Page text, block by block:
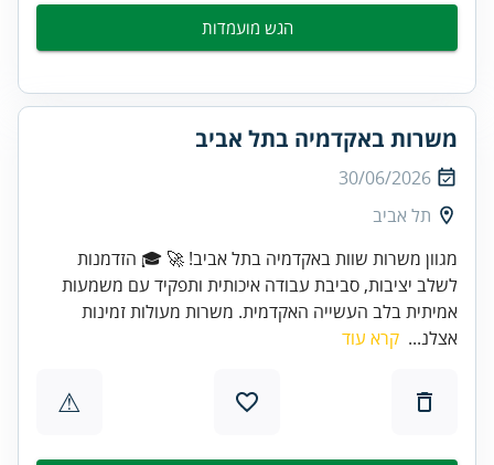
הגש מועמדות
משרות באקדמיה בתל אביב
30/06/2026
תל אביב
מגוון משרות שוות באקדמיה בתל אביב! 🚀 🎓 הזדמנות
לשלב יציבות, סביבת עבודה איכותית ותפקיד עם משמעות
אמיתית בלב העשייה האקדמית. משרות מעולות זמינות
אצלנ... קרא עוד
⚠